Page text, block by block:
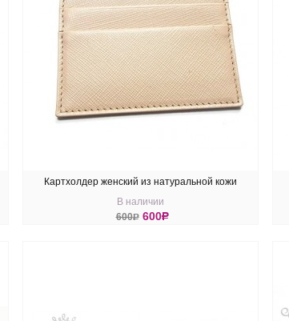
Картхолдер женский из натуральной кожи
В наличии
600R 600R